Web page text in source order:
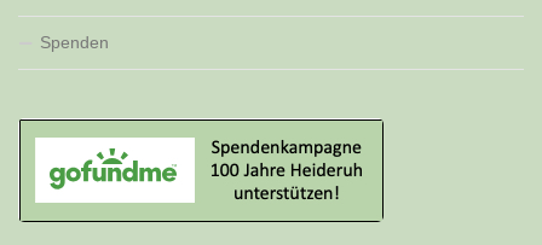
Spenden